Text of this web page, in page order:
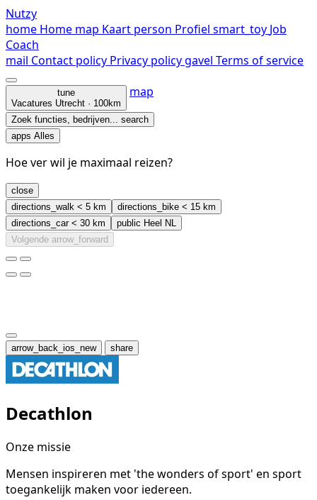
Nutzy
home Home map Kaart person Profiel smart_toy Job
Coach
mail Contact policy Privacy policygavel Terms of service
tune
Vacatures Utrecht · 100km
map
Zoek functies, bedrijven... search
apps Alles
Hoe ver wil je maximaal reizen?
close
directions_walk < 5 km directions_bike < 15 km
directions_car< 30 km public Heel NL
Volgende arrow_forward
arrow_back_ios_new share
Decathlon
Onze missie
Mensen inspireren met 'the wonders of sport' en sport
toegankelijk maken voor iedereen.